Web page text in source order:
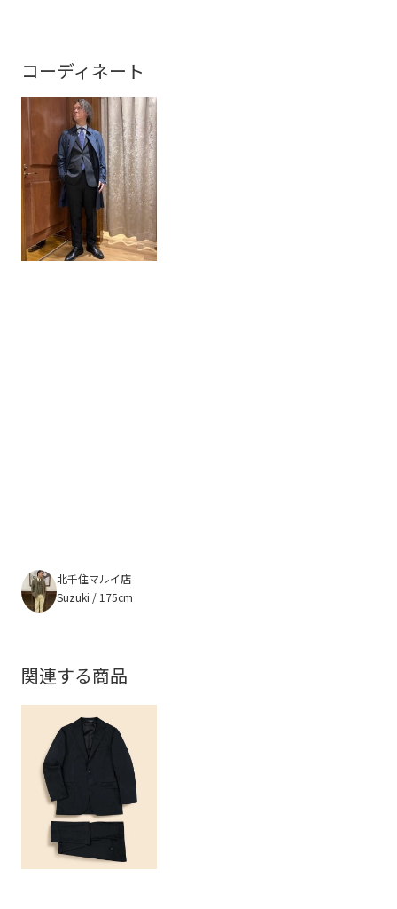
コーディネート
北千住マルイ店
Suzuki / 175cm
関連する商品